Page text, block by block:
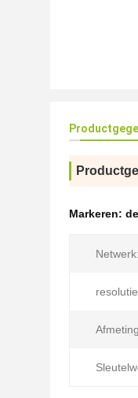
Markeren:
Netwerk: